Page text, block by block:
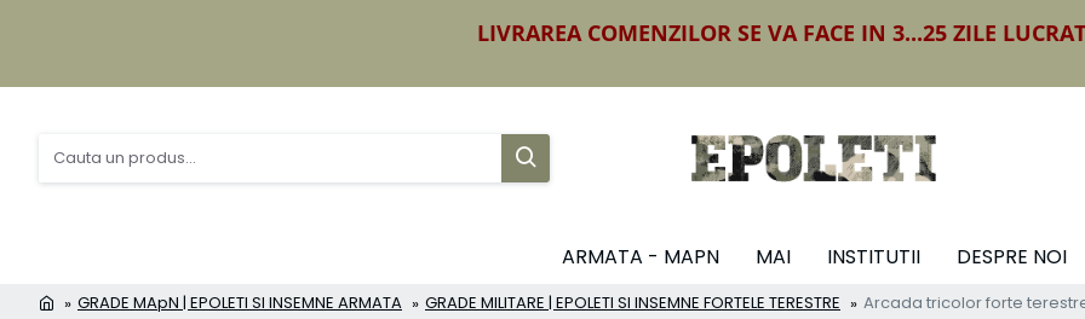
LIVRAREA COMENZILOR SE VA FACE IN 3...25 ZILE
ARMATA - MAPN MAI INSTITUTII DESPRE NOI
GRADE MApN | EPOLETI SI INSEMNE ARMATA GRADE MILITARE | EPOLETI SI INSEMNE FORTELE TERESTRE Arcada tricolor forte